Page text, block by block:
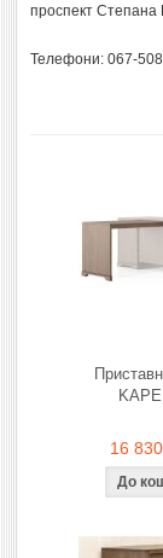
проспект
Телефони: 067-
16 830